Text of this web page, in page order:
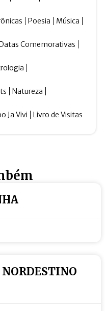
Poesia Música
Comemorativas
Natureza
Ja Vivi Livro de Visitas